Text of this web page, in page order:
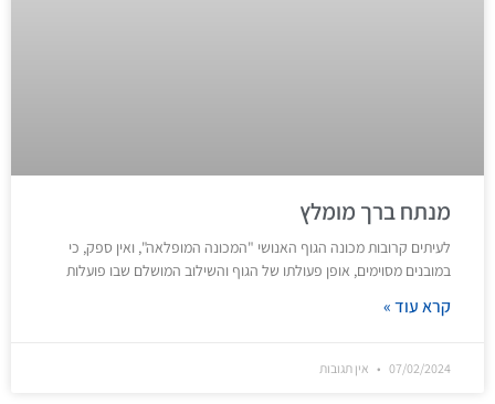
מנתח ברך מומלץ
לעיתים קרובות מכונה הגוף האנושי "המכונה המופלאה", ואין ספק, כי
במובנים מסוימים, אופן פעולתו של הגוף והשילוב המושלם שבו פועלות
קרא עוד »
07/02/2024 אין תגובות